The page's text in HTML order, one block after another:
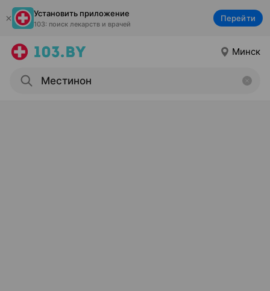
Установить приложение
103: поиск лекарств и врачей
Перейти
Минск